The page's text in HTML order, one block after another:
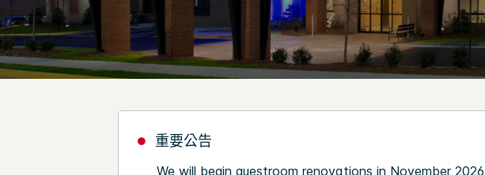
重要公告
We will begin guestroom renovations in November